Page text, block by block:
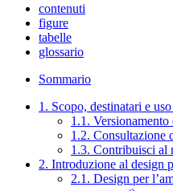
contenuti
figure
tabelle
glossario
Sommario
1. Scopo, destinatari e
1.1. Versionamento
1.2. Consultazione
1.3. Contribuisci al
2. Introduzione al design
2.1. Design per